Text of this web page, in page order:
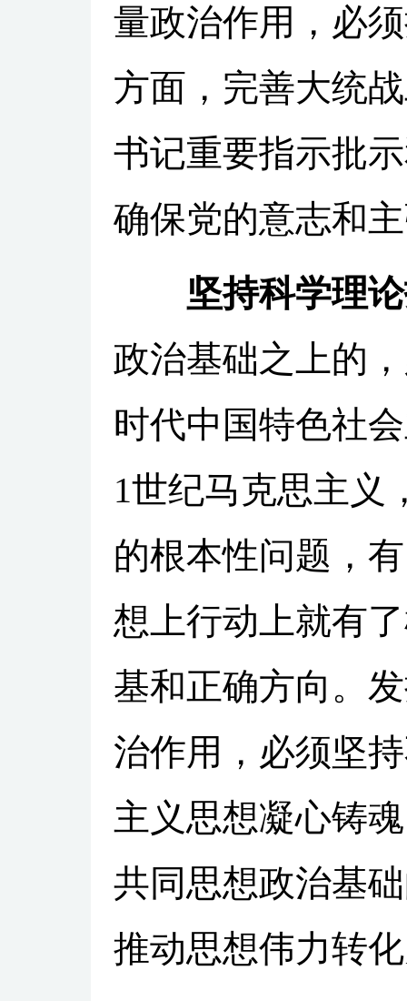
量政治作用，必
方面，完善大统
书记重要指示批
确保党的意志和
坚持科学理
政治基础之上的
时代中国特色社
1世纪马克思主义
的根本性问题，
想上行动上就有
基和正确方向。
治作用，必须坚
主义思想凝心铸
共同思想政治基
推动思想伟力转